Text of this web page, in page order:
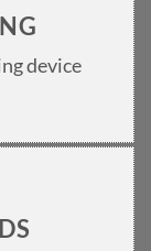
device